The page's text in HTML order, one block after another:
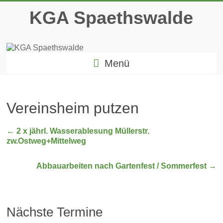
springenKGA Spaethswalde
Menü
Vereinsheim putzen
← 2 x jährl. Wasserablesung Müllerstr.
zw.Ostweg+Mittelweg
Abbauarbeiten nach Gartenfest / Sommerfest →
Nächste Termine